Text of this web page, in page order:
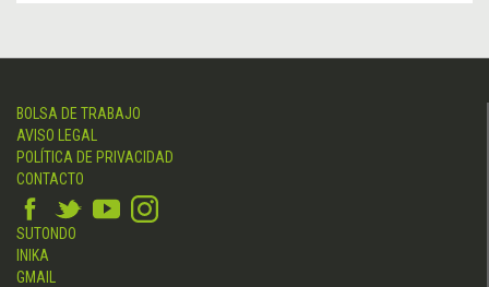
BOLSA DE TRABAJO
AVISO LEGAL
POLÍTICA DE PRIVACIDAD
CONTACTO
SUTONDO
INIKA
GMAIL